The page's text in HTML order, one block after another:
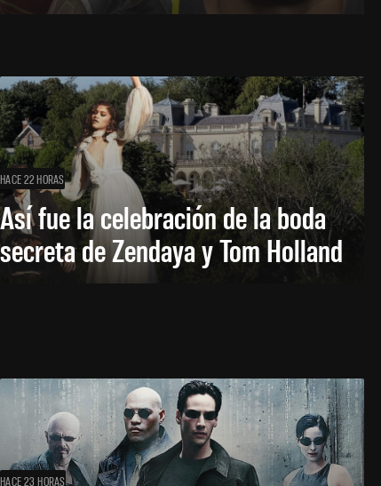
HACE 22 HORAS
Así fue la celebración de la boda
secreta de Zendaya y Tom Holland
HACE 23 HORAS